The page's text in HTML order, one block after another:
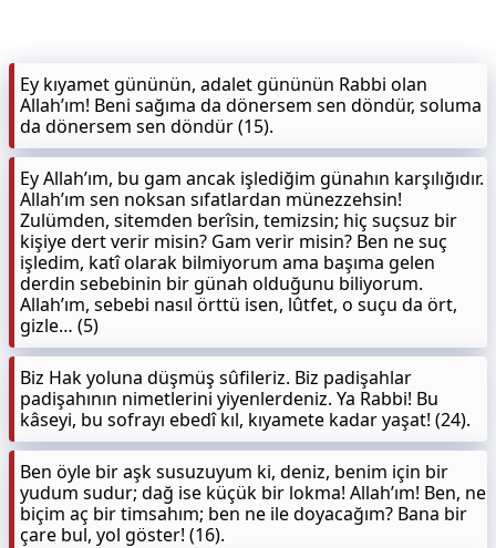
Ey kıyamet gününün, adalet gününün Rabbi olan
Allah’ım! Beni sağıma da dönersem sen döndür, soluma
da dönersem sen döndür (15).
Ey Allah’ım, bu gam ancak işlediğim günahın karşılığıdır.
Allah’ım sen noksan sıfatlardan münezzehsin!
Zulümden, sitemden berîsin, temizsin; hiç suçsuz bir
kişiye dert verir misin? Gam verir misin? Ben ne suç
işledim, katî olarak bilmiyorum ama başıma gelen
derdin sebebinin bir günah olduğunu biliyorum.
Allah’ım, sebebi nasıl örttü isen, lûtfet, o suçu da ört,
gizle… (5)
Biz Hak yoluna düşmüş sûfileriz. Biz padişahlar
padişahının nimetlerini yiyenlerdeniz. Ya Rabbi! Bu
kâseyi, bu sofrayı ebedî kıl, kıyamete kadar yaşat! (24).
Ben öyle bir aşk susuzuyum ki, deniz, benim için bir
yudum sudur; dağ ise küçük bir lokma! Allah’ım! Ben, ne
biçim aç bir timsahım; ben ne ile doyacağım? Bana bir
çare bul, yol göster! (16).